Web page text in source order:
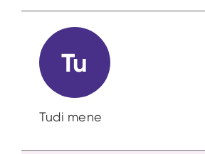
Tu
Tudi mene